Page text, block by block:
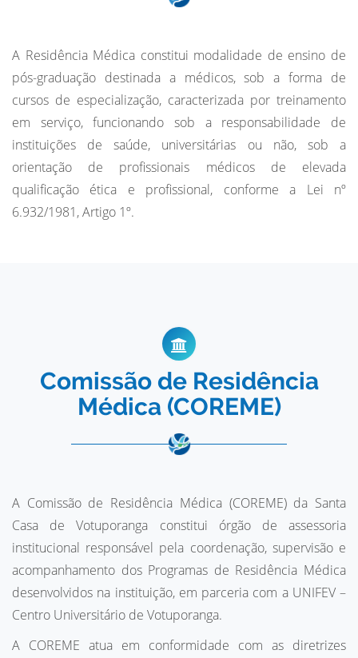
A Residência Médica constitui modalidade de ensino de
pós-graduação destinada a médicos, sob a forma de
cursos de especialização, caracterizada por treinamento
em serviço, funcionando sob a responsabilidade de
instituições de saúde, universitárias ou não, sob a
orientação de profissionais médicos de elevada
qualificação ética e profissional, conforme a Lei nº
6.932/1981, Artigo 1º.
Comissão de Residência
Médica (COREME)
A Comissão de Residência Médica (COREME) da Santa
Casa de Votuporanga constitui órgão de assessoria
institucional responsável pela coordenação, supervisão e
acompanhamento dos Programas de Residência Médica
desenvolvidos na instituição, em parceria com a UNIFEV –
Centro Universitário de Votuporanga.
A COREME atua em conformidade com as diretrizes